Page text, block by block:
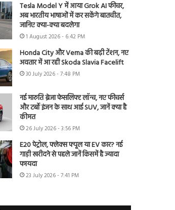
Tesla Model Y में आया Grok AI फीचर,
अब भारतीय भाषाओं में कर सकेंगे बातचीत,
जानिए क्या-क्या बदलेगा
1 August 2026 - 6:42 PM
Honda City और Verna की बढ़ी टेंशन, नए
अवतार में आ रही Skoda Slavia Facelift
30 July 2026 - 7:48 PM
नई मारुति ब्रेजा फेसलिफ्ट लॉन्च, नए फीचर्स
और टर्बो इंजन के साथ आई SUV, जानें क्या है
कीमत
26 July 2026 - 3:56 PM
E20 पेट्रोल, फ्लेक्स फ्यूल या EV कार? नई
गाड़ी खरीदने से पहले जानें किसमें है ज्यादा
फायदा
23 July 2026 - 7:41 PM